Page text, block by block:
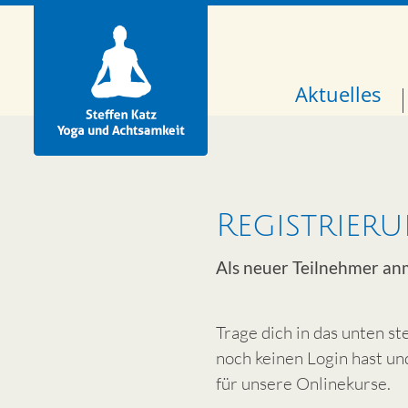
Aktuelles
Als neuer Teilnehmer
Trage dich in das unten
noch keinen Login hast
für unsere Onlinekurse.